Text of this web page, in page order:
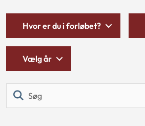
Hvor er du i forløbet?
Vælg år